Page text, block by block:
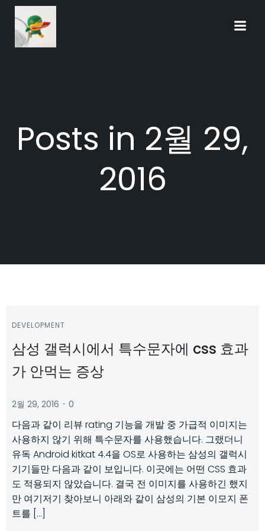
Posts in 2월 29,
2016
DEVELOPMENT
삼성 갤럭시에서 특수문자에 css 효과
가 안먹는 증상
2월 29, 2016 - 0
다음과 같이 리뷰 rating 기능을 개발 중 가급적 이미지는
사용하지 않기 위해 특수문자를 사용했습니다. 그랬더니
유독 Android kitkat 4.4을 OS로 사용하는 삼성의 갤럭시
기기들만 다음과 같이 보입니다. 이곳에는 어떤 CSS 효과
도 적용되지 않았습니다. 결국 전 이미지를 사용하긴 했지
만 여기저기 찾아보니 아래와 같이 삼성의 기본 이모지 폰
트를 […]